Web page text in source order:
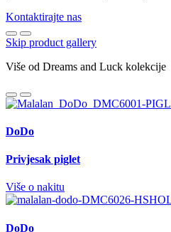
Kontaktirajte nas
Skip product gallery
Više od Dreams and Luck kolekcije
DoDo
Privjesak piglet
Više o nakitu
DoDo